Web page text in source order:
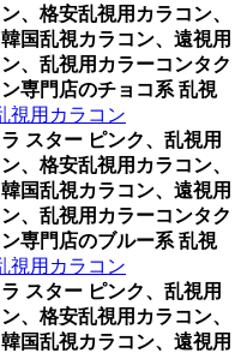
、格安乱視用カラコン、
国乱視カラコン、遠視用
、乱視用カラーコンタク
専門店のチョコ系 乱視
視用カラコン
スター ピンク、乱視用
、格安乱視用カラコン、
国乱視カラコン、遠視用
、乱視用カラーコンタク
専門店のブルー系 乱視
視用カラコン
スター ピンク、乱視用
、格安乱視用カラコン、
国乱視カラコン、遠視用